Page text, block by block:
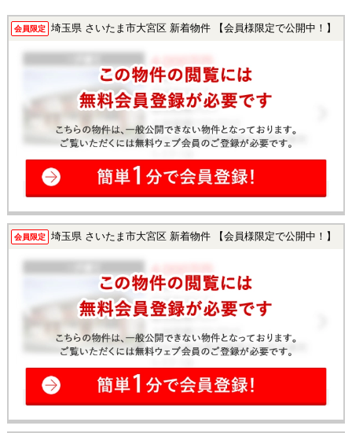
会員限定 埼玉県 さいたま市大宮区 新着物件 【会員様限定で公開中！】
会員限定 埼玉県 さいたま市大宮区 新着物件 【会員様限定で公開中！】